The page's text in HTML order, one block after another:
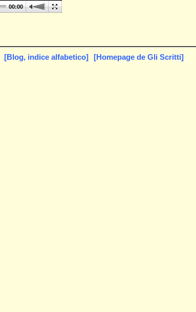
00:00
[Blog, indice alfabetico] [Homepage de Gli Scritti]